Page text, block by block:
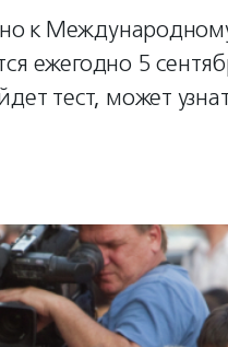
к
ежегодно 5
тест, может